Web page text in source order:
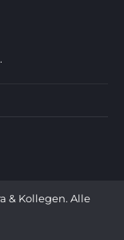
& Kollegen. Alle